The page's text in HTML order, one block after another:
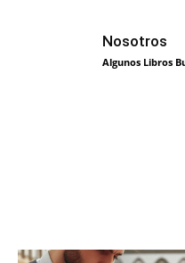
Nosotros
Algunos Libros